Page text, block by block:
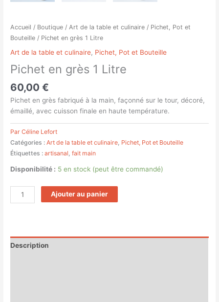
Accueil / Boutique / Art de la table et culinaire / Pichet, Pot et
Bouteille / Pichet en grès 1 Litre
Art de la table et culinaire, Pichet, Pot et Bouteille
Pichet en grès 1 Litre
60,00€
Pichet en grès fabriqué à la main, façonné sur le tour, décoré,
émaillé, avec cuisson finale en haute température.
Par Céline Lefort
Catégories :Art de la table et culinaire Pichet, Pot et Bouteille
Étiquettes :artisanal ,fait main
Disponibilité : 5 en stock (peut être commandé)
Ajouter au panier
Description